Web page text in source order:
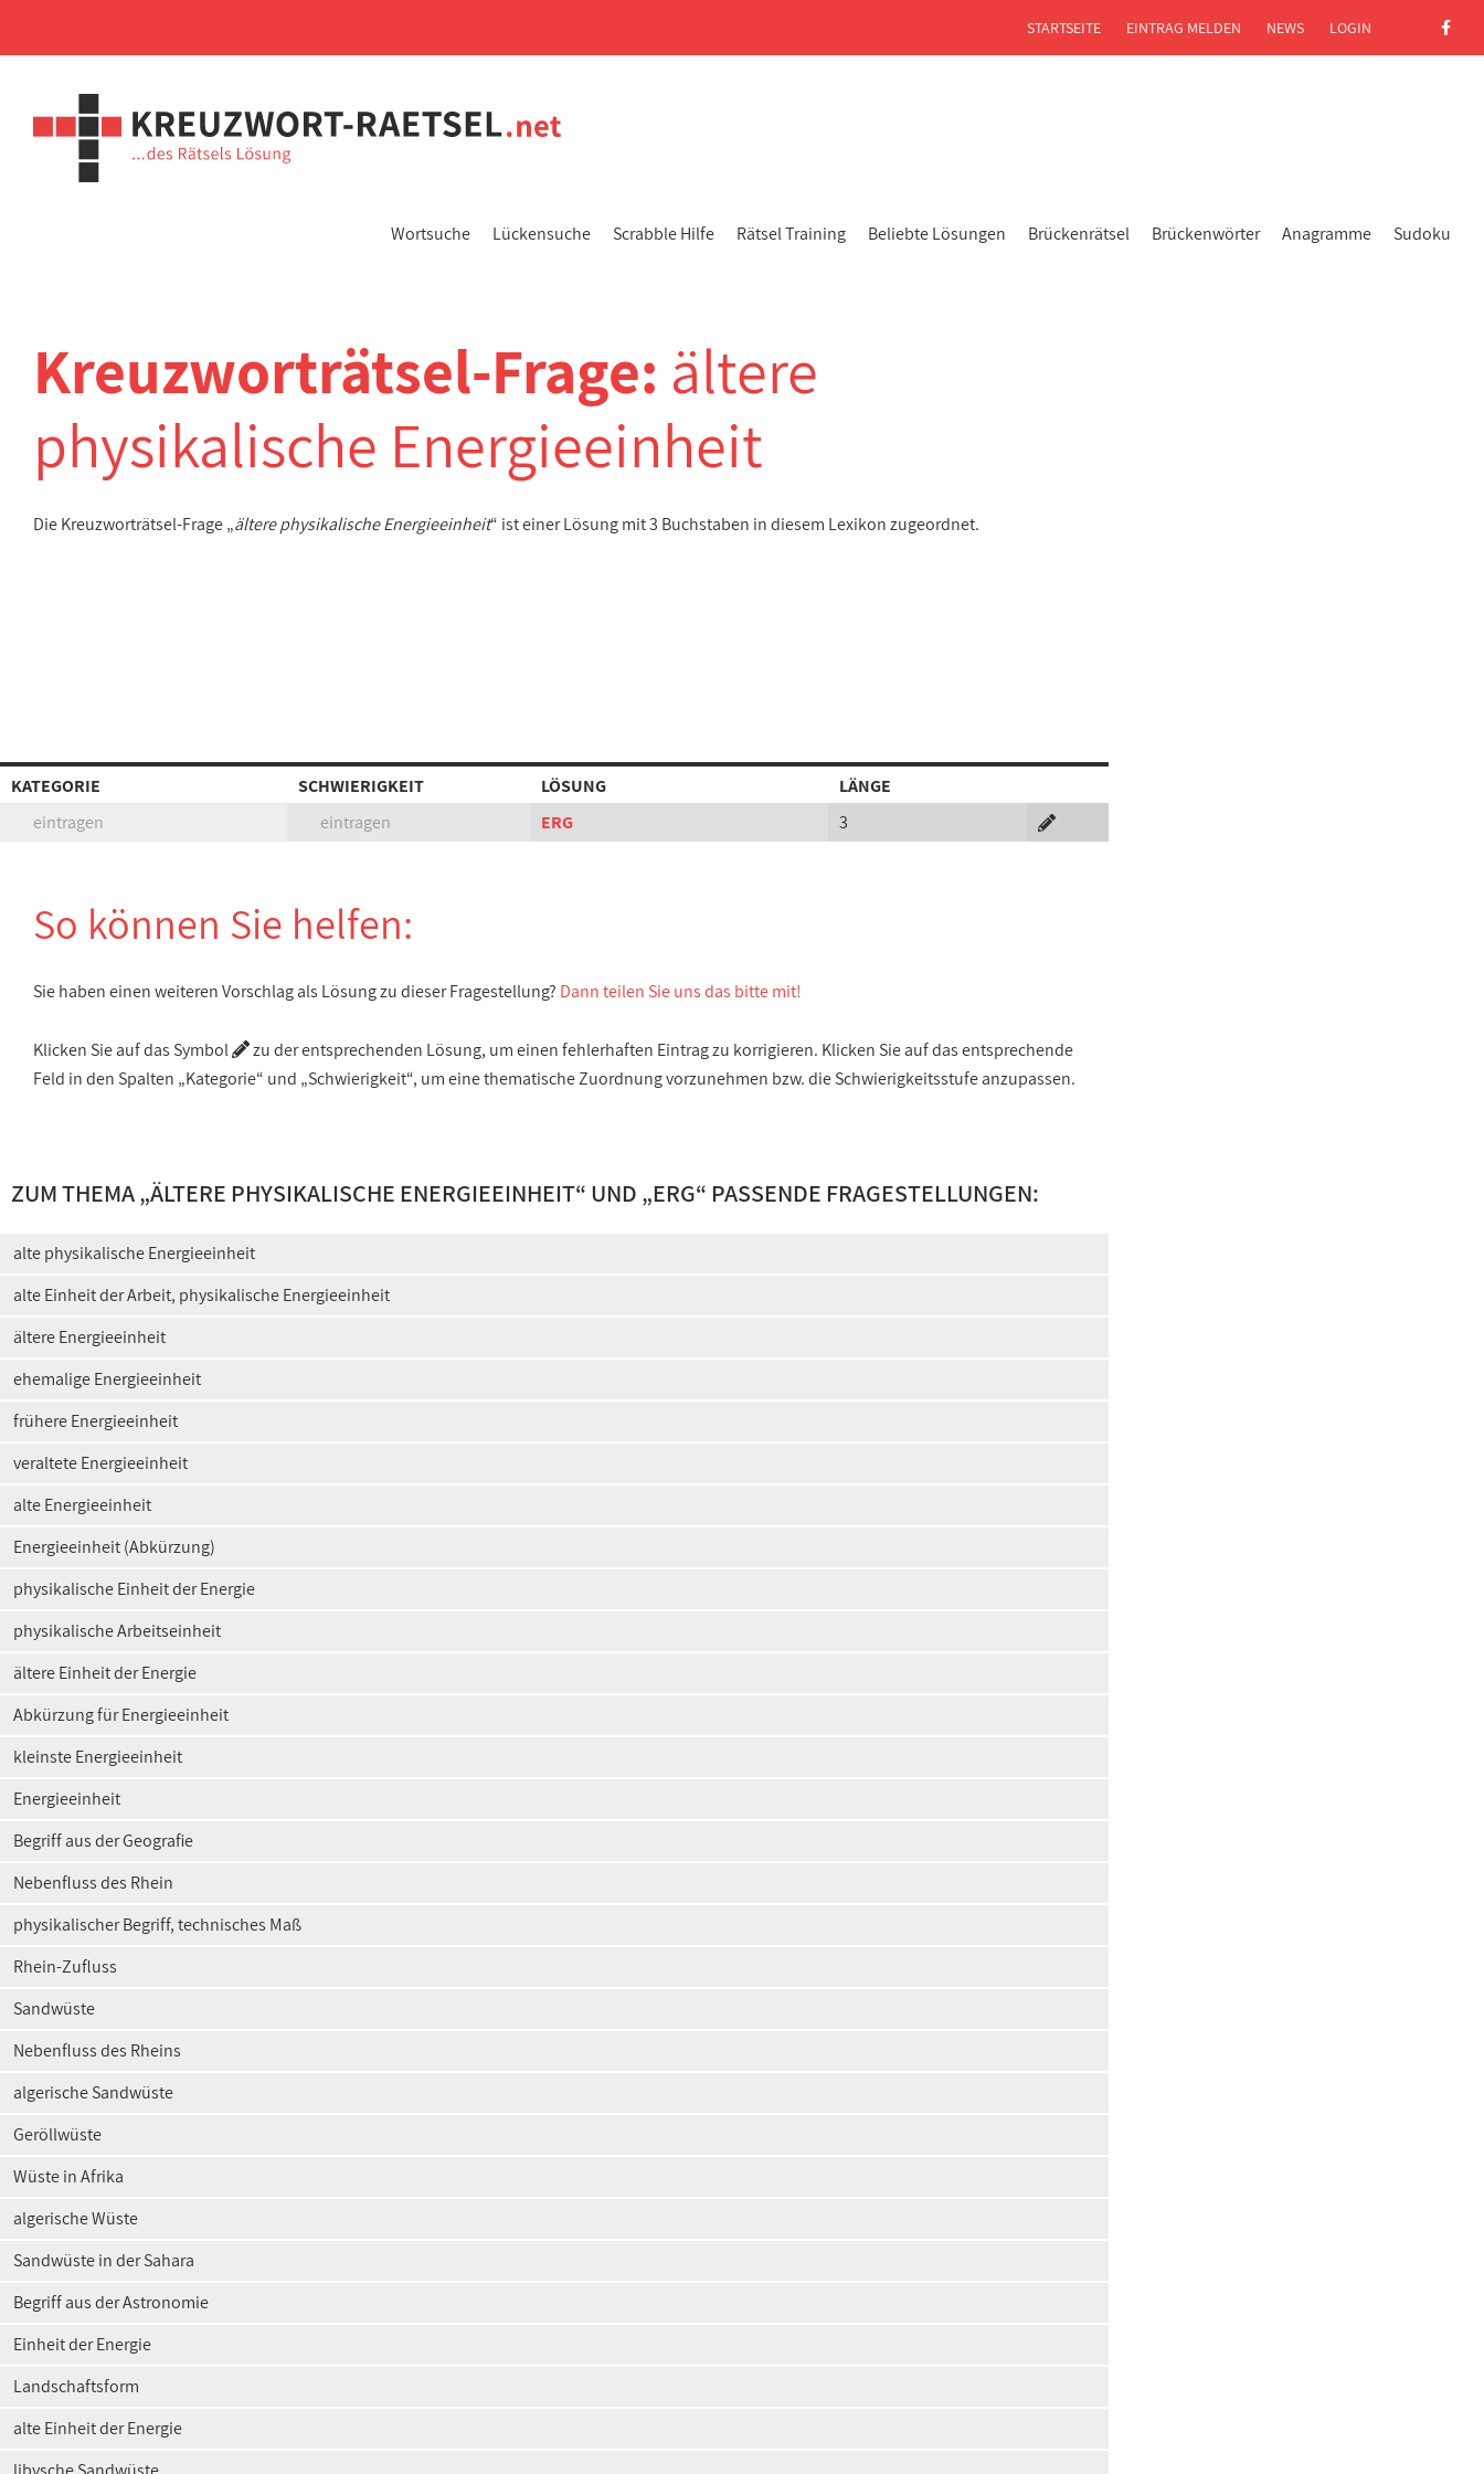
Wortsuche Lückensuche Scrabble Hilfe Rätsel Training Beliebte Lösungen Brückenrätsel Brückenwörter Anagramme Sudoku
STARTSEITE EINTRAG MELDEN NEWS LOGIN
Kreuzworträtsel-Frage: ältere
physikalische Energieeinheit
Die Kreuzworträtsel-Frage „ältere physikalische Energieeinheit“ ist einer Lösung mit 3 Buchstaben in diesem Lexikon zugeordnet.
KATEGORIE SCHWIERIGKEIT LÖSUNG
LÄNGE
eintragen
eintragen ERG 3
So können Sie helfen:
Sie haben einen weiteren Vorschlag als Lösung zu dieser Fragestellung? Dann teilen Sie uns das bitte mit!
Klicken Sie auf das Symbol
zu der entsprechenden Lösung, um einen fehlerhaften Eintrag zu korrigieren. Klicken Sie auf das entsprechende
Feld in den Spalten „Kategorie“ und „Schwierigkeit“, um eine thematische Zuordnung vorzunehmen bzw. die Schwierigkeitsstufe anzupassen.
ZUM THEMA „ÄLTERE PHYSIKALISCHE ENERGIEEINHEIT“ UND „ERG“ PASSENDE FRAGESTELLUNGEN:
alte physikalische Energieeinheit
alte Einheit der Arbeit, physikalische Energieeinheit
ältere Energieeinheit
ehemalige Energieeinheit
frühere Energieeinheit
veraltete Energieeinheit
alte Energieeinheit
Energieeinheit (Abkürzung)
physikalische Einheit der Energie
physikalische Arbeitseinheit
ältere Einheit der Energie
Abkürzung für Energieeinheit
kleinste Energieeinheit
Energieeinheit
Begriff aus der Geografie
Nebenfluss des Rhein
physikalischer Begriff, technisches Maß
Rhein-Zufluss
Sandwüste
Nebenfluss des Rheins
algerische Sandwüste
Geröllwüste
Wüste in Afrika
algerische Wüste
Sandwüste in der Sahara
Begriff aus der Astronomie
Einheit der Energie
Landschaftsform
alte Einheit der Energie